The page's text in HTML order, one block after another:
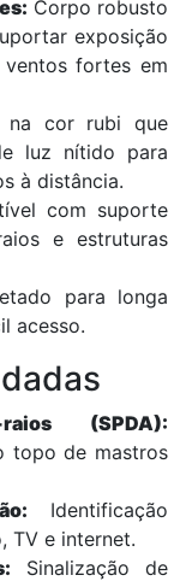
Corpo robusto
exposição
fortes em
na cor rubi que
luz nítido para
à distância.
com suporte
e estruturas
para longa
acesso.
(SPDA):
topo de mastros
Identificação
TV e internet.
Sinalização de